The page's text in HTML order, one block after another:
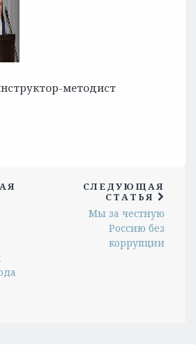
методист
СЛЕДУЮЩАЯ
СТАТЬЯ
Мы за честную
Россию без
коррупции